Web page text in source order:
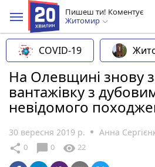
Пишеш ти! Коментує
Житомир
COVID-19
На Олевщині знову
вантажівку з
невідомого
30 вересня 2019 р. Анна
share 0 chat_bubble 0 visibility 22